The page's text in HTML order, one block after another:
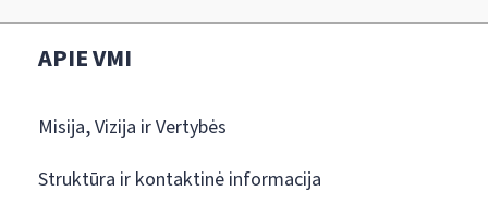
APIE VMI
Misija, Vizija ir Vertybės
Struktūra ir kontaktinė informacija